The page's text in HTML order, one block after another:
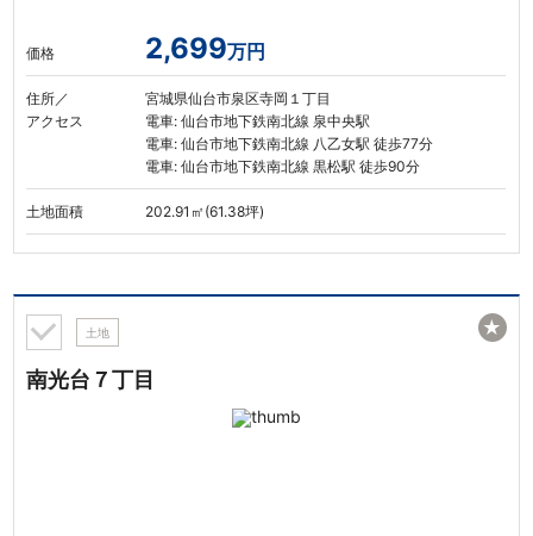
価格 2,699万円
住所／
アクセス
宮城県仙台市泉区寺岡１丁目
電車: 仙台市地下鉄南北線 泉中央駅
電車: 仙台市地下鉄南北線 八乙女駅 徒歩77分
電車: 仙台市地下鉄南北線 黒松駅 徒歩90分
土地面積 202.91㎡(61.38坪)
土地
南光台７丁目
★